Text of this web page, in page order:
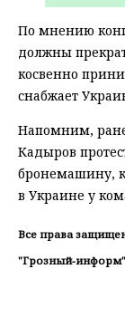
По мнению
должны
косвенно
снабжает
Напомним,
Кадыров
бронемашину,
в Украине у
Все права
"Грозный-информ"